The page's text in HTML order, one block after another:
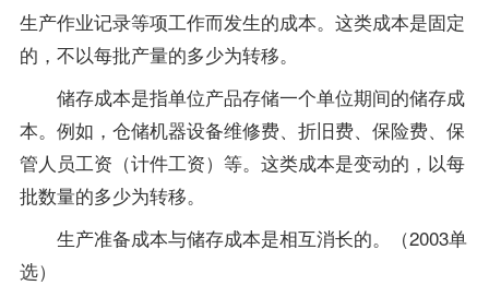
生产作业记录等项工作而发生的成本。这类成本是固定
的，不以每批产量的多少为转移。
储存成本是指单位产品存储一个单位期间的储存成
本。例如，仓储机器设备维修费、折旧费、保险费、保
管人员工资（计件工资）等。这类成本是变动的，以每
批数量的多少为转移。
生产准备成本与储存成本是相互消长的。（2003单
选）